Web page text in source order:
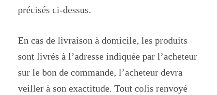
précisés ci-dessus.
En cas de livraison à domicile, les produits
sont livrés à l’adresse indiquée par l’acheteur
sur le bon de commande, l’acheteur devra
veiller à son exactitude. Tout colis renvoyé